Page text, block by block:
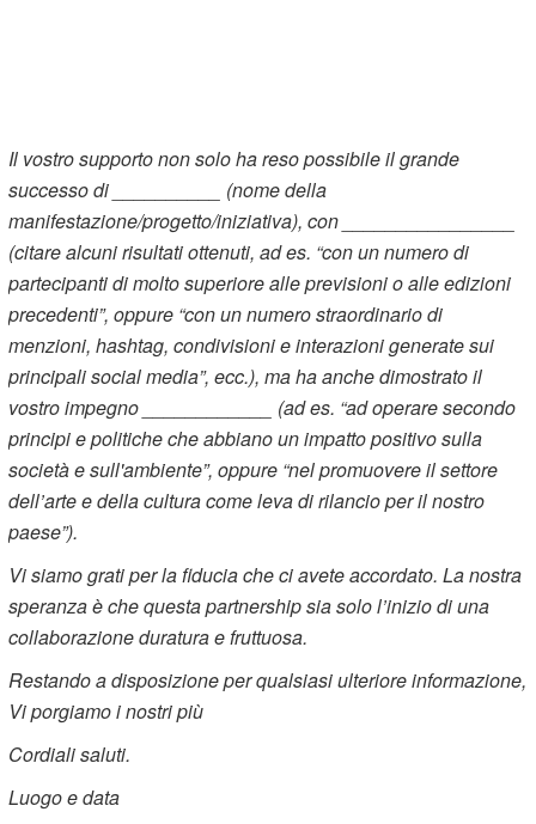
Il vostro supporto non solo ha reso possibile il grande
successo di __________ (nome della
manifestazione/progetto/iniziativa), con ________________
(citare alcuni risultati ottenuti, ad es. “con un numero di
partecipanti di molto superiore alle previsioni o alle edizioni
precedenti”, oppure “con un numero straordinario di
menzioni, hashtag, condivisioni e interazioni generate sui
principali social media”, ecc.), ma ha anche dimostrato il
vostro impegno ____________ (ad es. “ad operare secondo
principi e politiche che abbiano un impatto positivo sulla
società e sull'ambiente”, oppure “nel promuovere il settore
dell’arte e della cultura come leva di rilancio per il nostro
paese”).
Vi siamo grati per la fiducia che ci avete accordato. La nostra
speranza è che questa partnership sia solo l’inizio di una
collaborazione duratura e fruttuosa.
Restando a disposizione per qualsiasi ulteriore informazione,
Vi porgiamo i nostri più
Cordiali saluti.
Luogo e data